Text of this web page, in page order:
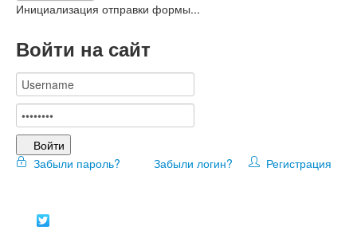
Инициализация отправки формы...
Войти на сайт
Войти
Забыли пароль?
Забыли логин? Регистрация